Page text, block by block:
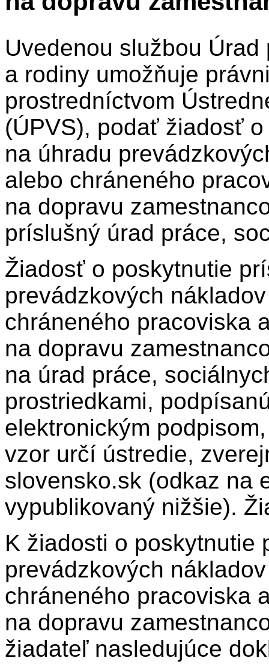
Uvedenou službou
a rodiny umožňuje
prostredníctvom
(ÚPVS), podať žiadosť
na úhradu
alebo chráneného
na dopravu
príslušný úrad práce,
Žiadosť o poskytnutie
prevádzkových
chráneného pracoviska
na dopravu
na úrad práce,
prostriedkami,
elektronickým
vzor určí ústredie,
slovensko.sk (odkaz na
vypublikovaný nižšie).
K žiadosti o poskytnutie
prevádzkových
chráneného pracoviska
na dopravu
žiadateľ nasledujúce